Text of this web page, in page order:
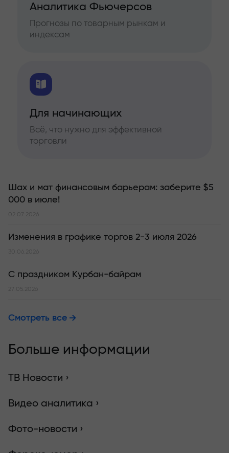
Аналитика Фьючерсов
Прогнозы по товарным рынкам и
индексам
Для начинающих
Всё, что нужно для эффективной
торговли
Шах и мат финансовым барьерам: заберите $5
000 в июле!
02.07.2026
Изменения в графике торгов 2-3 июля 2026
30.06.2026
С праздником Курбан-байрам
27.05.2026
Смотреть все
Больше информации
ТВ Новости ›
Видео аналитика ›
Фото-новости ›